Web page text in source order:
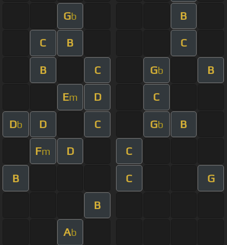
Gb B
C B C
B C Gb B
Em D C
Db D C Gb B
Fm D C
B C G
B
Ab